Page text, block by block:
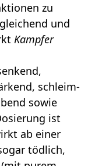
zu
und
Kampfer
schleim-
sowie
ist
ab einer
tödlich,